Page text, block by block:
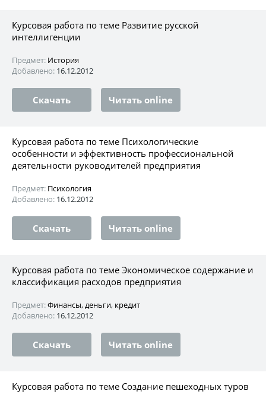
Курсовая работа по теме Развитие русской
интеллигенции
Предмет: История
Добавлено: 16.12.2012
Скачать Читать online
Курсовая работа по теме Психологические
особенности и эффективность профессиональной
деятельности руководителей предприятия
Предмет: Психология
Добавлено: 16.12.2012
Скачать Читать online
Курсовая работа по теме Экономическое содержание и
классификация расходов предприятия
Предмет:Финансы, деньги, кредит
Добавлено: 16.12.2012
Скачать Читать online
Курсовая работа по теме Создание пешеходных туров